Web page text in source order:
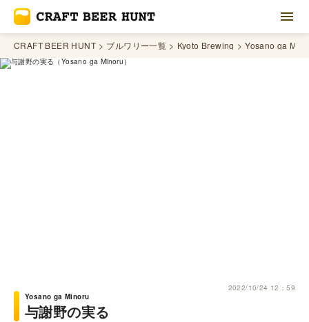
CRAFT BEER HUNT ブルワリー一覧 Kyoto Brewing Yosano ga
2022/10/24 12：59
Yosano ga Minoru
与謝野の実る